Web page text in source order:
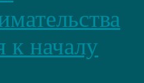
к началу